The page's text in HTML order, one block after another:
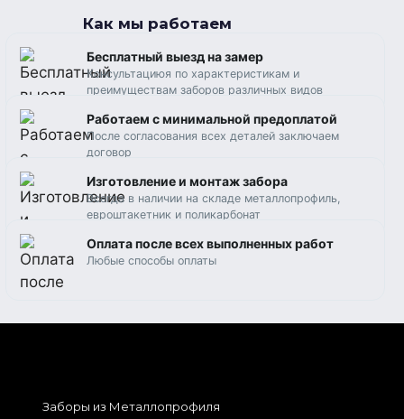
Как мы работаем
Бесплатный выезд на замер
Консультациюя по характеристикам и
преимуществам заборов различных видов
Работаем c минимальной предоплатой
После согласования всех деталей заключаем
договор
Изготовление и монтаж забора
Всегда в наличии на складе металлопрофиль,
евроштакетник и поликарбонат
Оплата после всех выполненных работ
Любые способы оплаты
Заборы из Металлопрофиля